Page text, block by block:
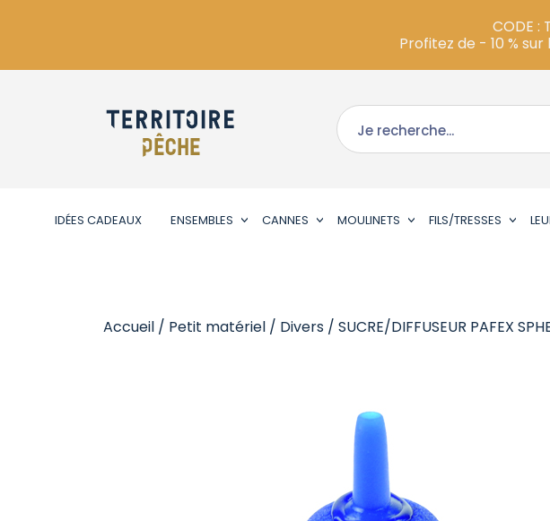
IDÉES CADEAUX ENSEMBLES CANNES MOULINETS FILS/TRESSES
Accueil / Petit matériel / Divers / SUCRE/DIFFUSEUR PAFEX
CODE :
Profitez de - 10 %